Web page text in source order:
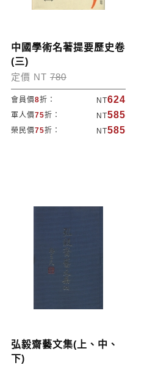
中國學術名著提要歷史卷
(三)
定價 NT 780
會員價8折： NT624
軍人價75折： NT585
榮民價75折： NT585
弘毅齋藝文集(上、中、
下)